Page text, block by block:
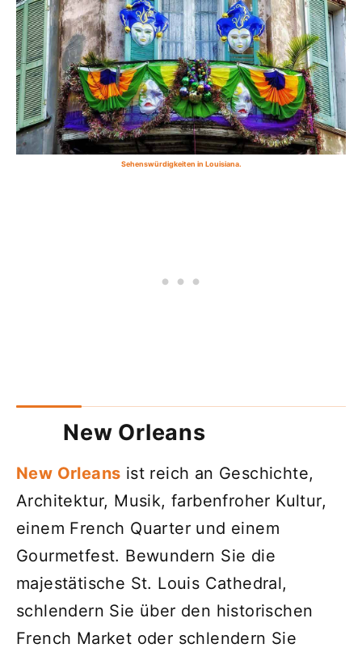
Sehenswürdigkeiten in Louisiana.
New Orleans
New Orleans ist reich an Geschichte,
Architektur, Musik, farbenfroher Kultur,
einem French Quarter und einem
Gourmetfest. Bewundern Sie die
majestätische St. Louis Cathedral,
schlendern Sie über den historischen
French Market oder schlendern Sie